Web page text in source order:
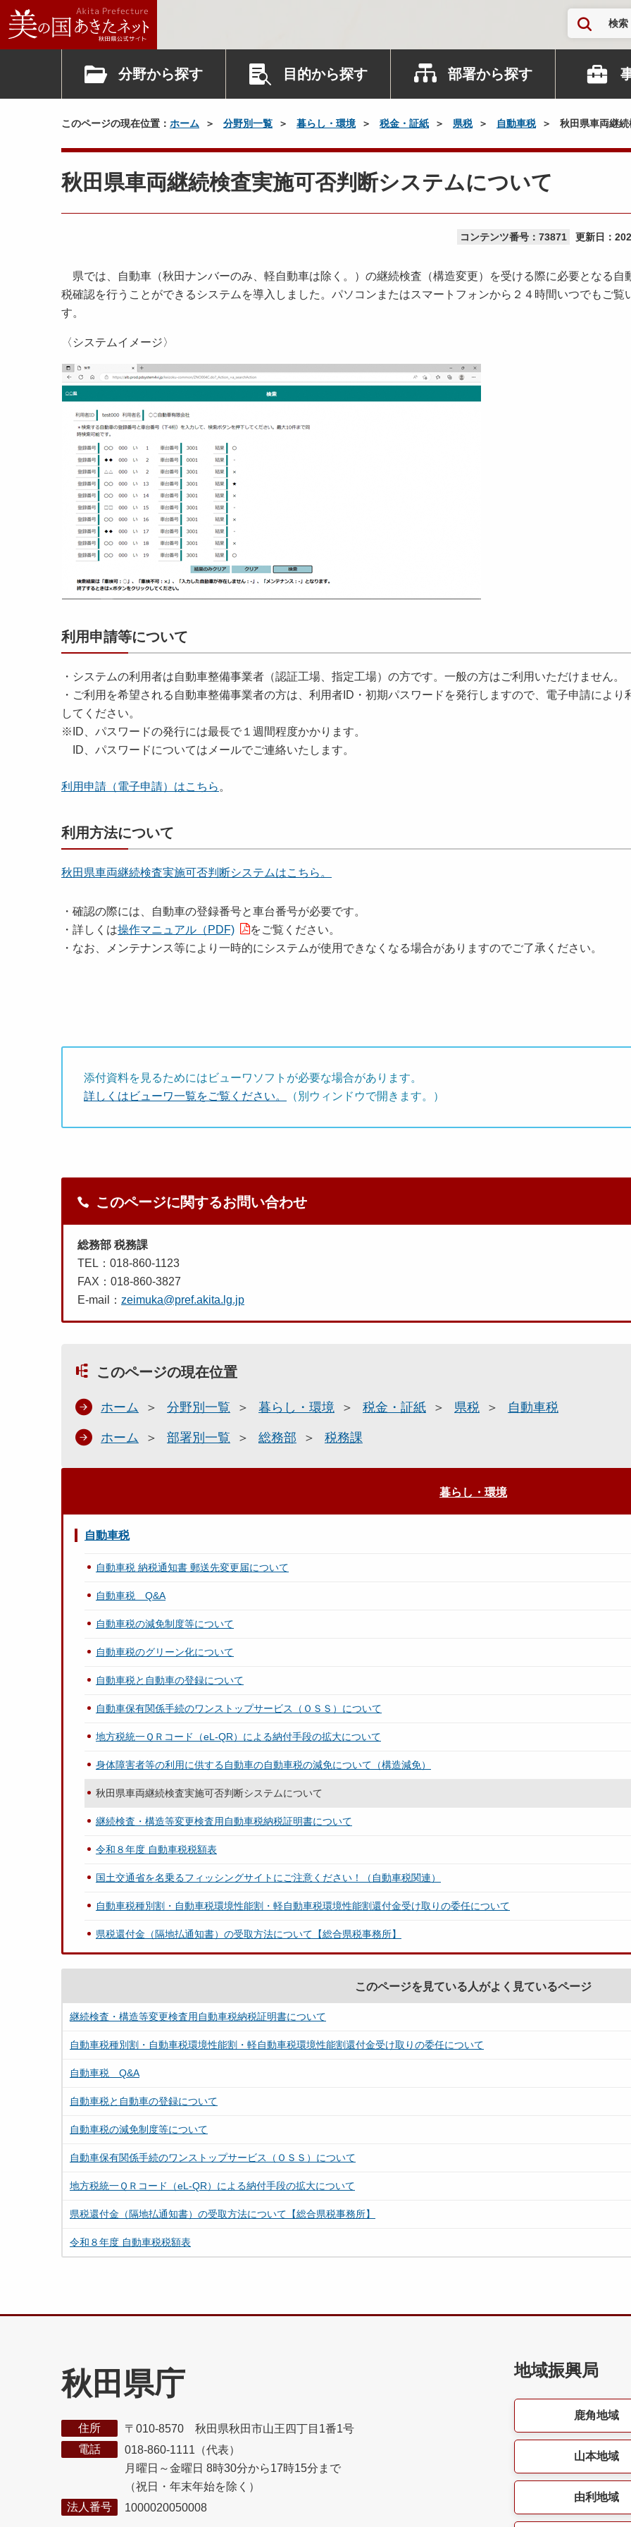
検索
分野から探す 目的から探す 部署から探す
このページの現在位置： ホーム 分野別一覧 暮らし・環境 税金・証紙 県税 自動車税 秋田県車両継
秋田県車両継続検査実施可否判断システムについて
コンテンツ番号：73871 更新日：
県では、自動車（秋田ナンバーのみ、軽自動車は除く。）の継続検査（構造変更）を受ける際に必要となる自
税確認を行うことができるシステムを導入しました。パソコンまたはスマートフォンから２４時間いつでもご覧
す。
〈システムイメージ〉
利用申請等について
・システムの利用者は自動車整備事業者（認証工場、指定工場）の方です。一般の方はご利用いただけません。
・ご利用を希望される自動車整備事業者の方は、利用者ID・初期パスワードを発行しますので、電子申請により
してください。
※ID、パスワードの発行には最長で１週間程度かかります。
ID、パスワードについてはメールでご連絡いたします。
利用申請（電子申請）はこちら 。
利用方法について
秋田県車両継続検査実施可否判断システムはこちら。
・確認の際には、自動車の登録番号と車台番号が必要です。
・詳しくは操作マニュアル（PDF)
をご覧ください。
・なお、メンテナンス等により一時的にシステムが使用できなくなる場合がありますのでご了承ください。
添付資料を見るためにはビューワソフトが必要な場合があります。
詳しくはビューワ一覧をご覧ください。
（別ウィンドウで開きます。）
このページに関するお問い合わせ
総務部 税務課
TEL：018-860-1123
FAX：018-860-3827
E-mail： zeimuka@pref.akita.lg.jp
このページの現在位置
ホーム 分野別一覧 暮らし・環境 税金・証紙 県税 自動車税
ホーム 部署別一覧 総務部 税務課
暮らし・環境
自動車税
自動車税 納税通知書 郵送先変更届について
自動車税 Q&A
自動車税の減免制度等について
自動車税のグリーン化について
自動車税と自動車の登録について
自動車保有関係手続のワンストップサービス（ＯＳＳ）について
地方税統一ＱＲコード（eL-QR）による納付手段の拡大について
身体障害者等の利用に供する自動車の自動車税の減免について（構造減免）
秋田県車両継続検査実施可否判断システムについて
継続検査・構造等変更検査用自動車税納税証明書について
令和８年度 自動車税税額表
国土交通省を名乗るフィッシングサイトにご注意ください！（自動車税関連）
自動車税種別割・自動車税環境性能割・軽自動車税環境性能割還付金受け取りの委任について
県税還付金（隔地払通知書）の受取方法について【総合県税事務所】
このページを見ている人がよく見ているページ
継続検査・構造等変更検査用自動車税納税証明書について
自動車税種別割・自動車税環境性能割・軽自動車税環境性能割還付金受け取りの委任について
自動車税 Q&A
自動車税と自動車の登録について
自動車税の減免制度等について
自動車保有関係手続のワンストップサービス（ＯＳＳ）について
地方税統一ＱＲコード（eL-QR）による納付手段の拡大について
県税還付金（隔地払通知書）の受取方法について【総合県税事務所】
令和８年度 自動車税税額表
秋田県庁
住所
〒010-8570 秋田県秋田市山王四丁目1番1号
電話
018-860-1111（代表）
月曜日～金曜日 8時30分から17時15分まで
（祝日・年末年始を除く）
法人番号
1000020050008
地域振興局
鹿角地域
山本地域
由利地域